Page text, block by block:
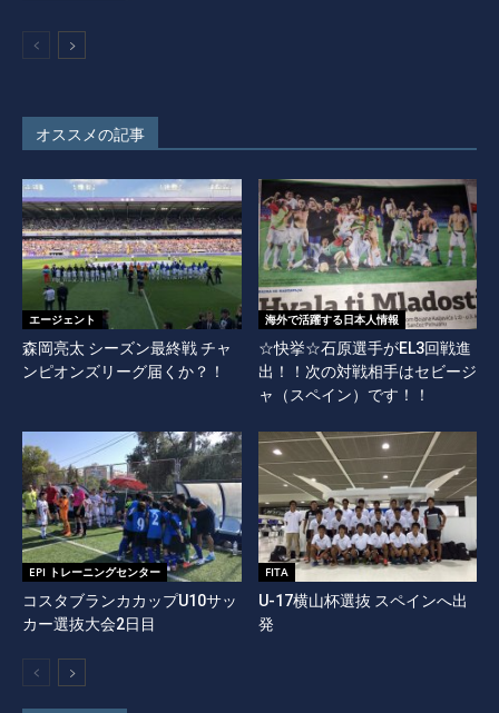
オススメの記事
エージェント
森岡亮太 シーズン最終戦 チャ
ンピオンズリーグ届くか？！
海外で活躍する日本人情報
☆快挙☆石原選手がEL3回戦進
出！！次の対戦相手はセビージ
ャ（スペイン）です！！
EPI トレーニングセンター
コスタブランカカップU10サッ
カー選抜大会2日目
FITA
U-17横山杯選抜 スペインへ出
発